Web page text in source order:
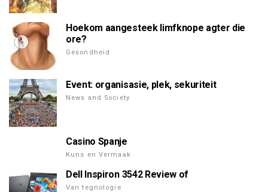
Hoekom aangesteek limfknope agter die
ore?
Gesondheid
Event: organisasie, plek, sekuriteit
News and Society
Casino Spanje
Kuns en Vermaak
Dell Inspiron 3542 Review of
Van tegnologie